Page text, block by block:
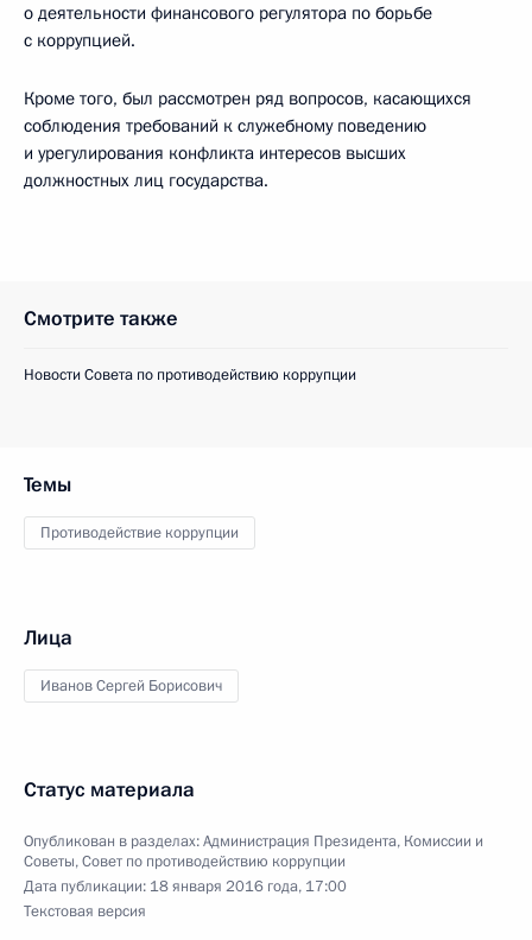
о деятельности финансового регулятора по борьбе
с коррупцией.
Кроме того, был рассмотрен ряд вопросов, касающихся
соблюдения требований к служебному поведению
и урегулирования конфликта интересов высших
должностных лиц государства.
Смотрите также
Новости Совета по противодействию коррупции
Темы
Противодействие коррупции
Лица
Иванов Сергей Борисович
Статус материала
Опубликован в разделах:Администрация Президента, Комиссии и
Советы,Совет по противодействию коррупции
Дата публикации: 18 января 2016 года, 17:00
Текстовая версия